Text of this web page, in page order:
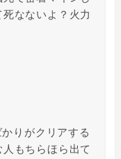
なないよ？火力
りがクリアする
もちらほら出て